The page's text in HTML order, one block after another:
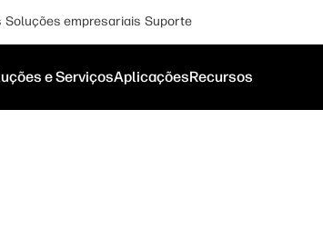
Soluções empresariais Suporte
e ServiçosAplicaçõesRecursos